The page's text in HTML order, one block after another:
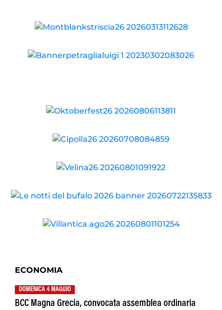
ECONOMIA
DOMENICA 4 MAGGIO
BCC Magna Grecia, convocata assemblea ordinaria